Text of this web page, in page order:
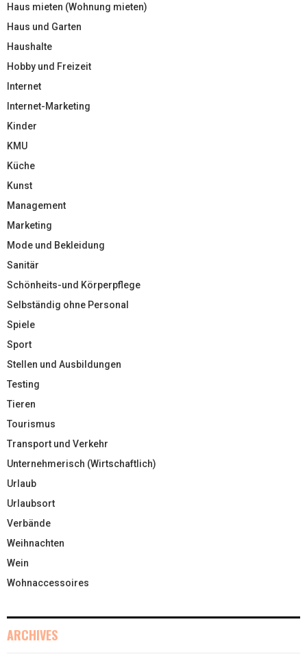
Haus mieten (Wohnung mieten)
Haus und Garten
Haushalte
Hobby und Freizeit
Internet
Internet-Marketing
Kinder
KMU
Küche
Kunst
Management
Marketing
Mode und Bekleidung
Sanitär
Schönheits-und Körperpflege
Selbständig ohne Personal
Spiele
Sport
Stellen und Ausbildungen
Testing
Tieren
Tourismus
Transport und Verkehr
Unternehmerisch (Wirtschaftlich)
Urlaub
Urlaubsort
Verbände
Weihnachten
Wein
Wohnaccessoires
ARCHIVES